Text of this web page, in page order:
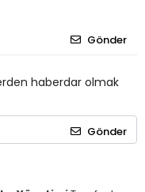
Gönder
haberdar olmak
Gönder